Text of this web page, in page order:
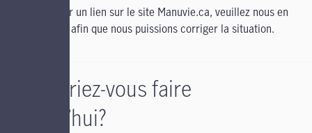
cliqué sur un lien sur le site Manuvie.ca, veuillez nous en
informer afin que nous puissions corriger la situation.
Qu’aimeriez-vous faire
aujourd’hui?